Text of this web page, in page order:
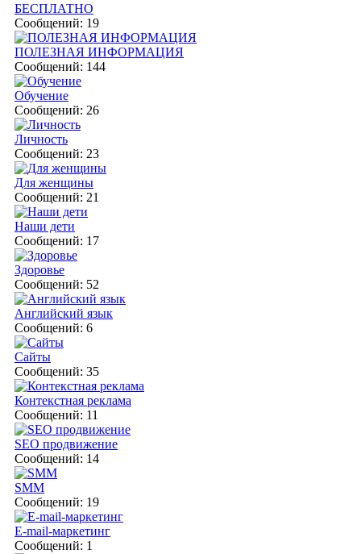
БЕСПЛАТНО
Сообщений: 19
ПОЛЕЗНАЯ ИНФОРМАЦИЯ
Сообщений: 144
Обучение
Сообщений: 26
Личность
Сообщений: 23
Для женщины
Сообщений: 21
Наши дети
Сообщений: 17
Здоровье
Сообщений: 52
Английский язык
Сообщений: 6
Сайты
Сообщений: 35
Контекстная реклама
Сообщений: 11
SEO продвижение
Сообщений: 14
SMM
Сообщений: 19
E-mail-маркетинг
Сообщений: 1